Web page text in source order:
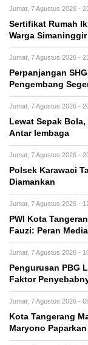
Jumat, 7 Agustus 2026 -
Sertifikat Rumah
Warga
Jumat, 7 Agustus 2026 -
Perpanjangan
Pengembang
Jumat, 7 Agustus 2026 -
Lewat Sepak
Antar lembaga
Jumat, 7 Agustus 2026 -
Polsek Karawaci
Diamankan
Jumat, 7 Agustus 2026 -
PWI Kota
Fauzi: Peran
Jumat, 7 Agustus 2026 -
Pengurusan PBG
Faktor
Jumat, 7 Agustus 2026 -
Kota Tangerang
Maryono